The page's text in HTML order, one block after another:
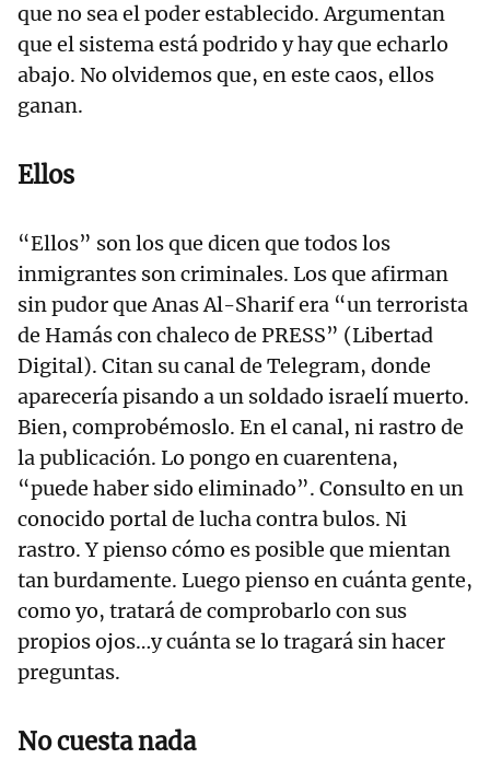
que no sea el poder establecido. Argumentan
que el sistema está podrido y hay que echarlo
abajo. No olvidemos que, en este caos, ellos
ganan.
Ellos
“Ellos” son los que dicen que todos los
inmigrantes son criminales. Los que afirman
sin pudor que Anas Al-Sharif era “un terrorista
de Hamás con chaleco de PRESS” (Libertad
Digital). Citan su canal de Telegram, donde
aparecería pisando a un soldado israelí muerto.
Bien, comprobémoslo. En el canal, ni rastro de
la publicación. Lo pongo en cuarentena,
“puede haber sido eliminado”. Consulto en un
conocido portal de lucha contra bulos. Ni
rastro. Y pienso cómo es posible que mientan
tan burdamente. Luego pienso en cuánta gente,
como yo, tratará de comprobarlo con sus
propios ojos…y cuánta se lo tragará sin hacer
preguntas.
No cuesta nada